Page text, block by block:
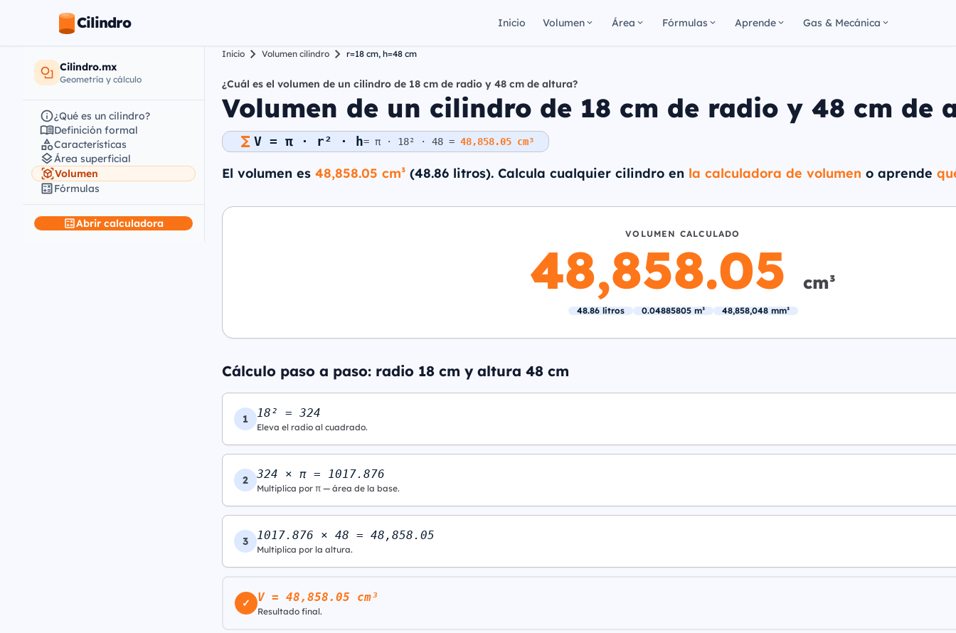
Cilindro Inicio Volumen Área Fórmulas Aprende Gas & Mecánica
Cilindro.mx
Geometría y cálculo
¿Qué es un cilindro?
Definición formal
Características
Área superficial
Volumen
Fórmulas
Abrir calculadora
Inicio Volumen cilindro r=18 cm, h=48 cm
¿Cuál es el volumen de un cilindro de 18 cm de radio y 48 cm de altura?
Volumen de un cilindro de 18 cm de radio y 48 cm de
V = π · r² · h= π · 18² · 48 = 48,858.05 cm³
El volumen es 48,858.05 cm³ (48.86 litros). Calcula cualquier cilindro en la calculadora de volumen o aprende
VOLUMEN CALCULADO
48,858.05 cm³
48.86 litros 0.04885805 m³ 48,858,048 mm³
Cálculo paso a paso: radio 18 cm y altura 48 cm
1 18² = 324
Eleva el radio al cuadrado.
2 324 × π = 1017.876
Multiplica por π — área de la base.
3 1017.876 × 48 = 48,858.05
Multiplica por la altura.
✓ V = 48,858.05 cm³
Resultado final.